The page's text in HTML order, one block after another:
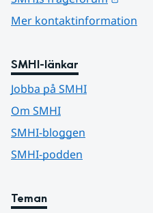
Mer kontaktinformation
SMHI-länkar
Jobba på SMHI
Om SMHI
SMHI-bloggen
SMHI-podden
Teman